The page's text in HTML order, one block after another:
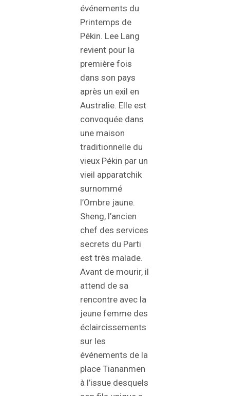
événements du
Printemps de
Pékin. Lee Lang
revient pour la
première fois
dans son pays
après un exil en
Australie. Elle est
convoquée dans
une maison
traditionnelle du
vieux Pékin par un
vieil apparatchik
surnommé
l’Ombre jaune.
Sheng, l’ancien
chef des services
secrets du Parti
est très malade.
Avant de mourir, il
attend de sa
rencontre avec la
jeune femme des
éclaircissements
sur les
événements de la
place Tiananmen
à l’issue desquels